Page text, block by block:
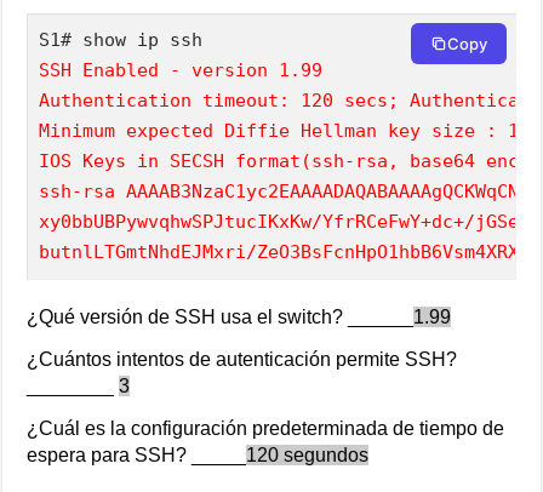
SSH Enabled - version 1.99
Authentication timeout: 120 secs;
Minimum expected Diffie Hellman key size :
IOS Keys in SECSH format(ssh-rsa, base64
ssh-rsa
xy0bbUBPywvqhwSPJtucIKxKw/YfrRCeFwY+dc+/
butnlLTGmtNhdEJMxri/
Copy
¿Qué versión de SSH usa el switch? ______ 1.99
¿Cuántos intentos de autenticación permite SSH?
________3
¿Cuál es la configuración predeterminada de tiempo de
espera para SSH? _____ 120 segundos